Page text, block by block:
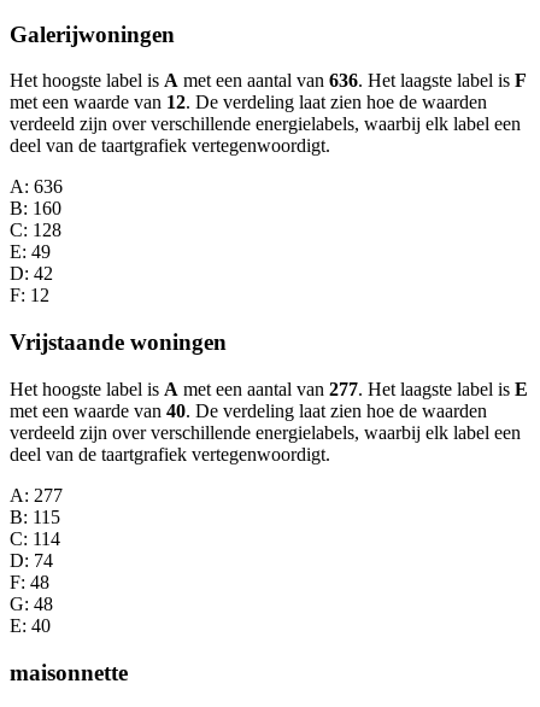
Galerijwoningen
Het hoogste label is A met een aantal van 636. Het laagste label is F
met een waarde van 12. De verdeling laat zien hoe de waarden
verdeeld zijn over verschillende energielabels, waarbij elk label een
deel van de taartgrafiek vertegenwoordigt.
A: 636
B: 160
C: 128
E: 49
D: 42
F: 12
Vrijstaande woningen
Het hoogste label is A met een aantal van 277. Het laagste label is E
met een waarde van 40. De verdeling laat zien hoe de waarden
verdeeld zijn over verschillende energielabels, waarbij elk label een
deel van de taartgrafiek vertegenwoordigt.
A: 277
B: 115
C: 114
D: 74
F: 48
G: 48
E: 40
maisonnette